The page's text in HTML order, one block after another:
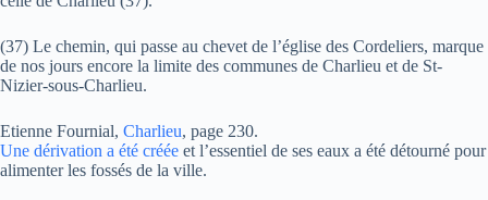
(37) Le chemin, qui passe au chevet de l’église des Cordeliers, marque
de nos jours encore la limite des communes de Charlieu et de St-
Nizier-sous-Charlieu.
Etienne Fournial, Charlieu, page 230.
Une dérivation a été créée et l’essentiel de ses eaux a été détourné pour
alimenter les fossés de la ville.